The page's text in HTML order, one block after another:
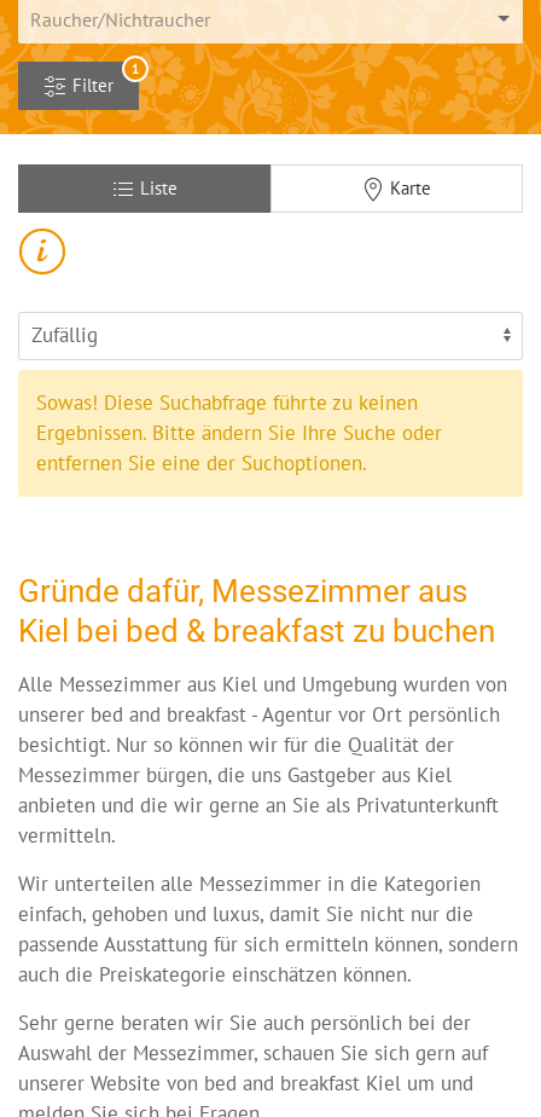
Raucher/Nichtraucher
Filter
1
Liste Karte
Sowas! Diese Suchabfrage führte zu keinen
Ergebnissen. Bitte ändern Sie Ihre Suche oder
entfernen Sie eine der Suchoptionen.
Gründe dafür, Messezimmer aus
Kiel bei bed & breakfast zu buchen
Alle Messezimmer aus Kiel und Umgebung wurden von
unserer bed and breakfast - Agentur vor Ort persönlich
besichtigt. Nur so können wir für die Qualität der
Messezimmer bürgen, die uns Gastgeber aus Kiel
anbieten und die wir gerne an Sie als Privatunterkunft
vermitteln.
Wir unterteilen alle Messezimmer in die Kategorien
einfach, gehoben und luxus, damit Sie nicht nur die
passende Ausstattung für sich ermitteln können, sondern
auch die Preiskategorie einschätzen können.
Sehr gerne beraten wir Sie auch persönlich bei der
Auswahl der Messezimmer, schauen Sie sich gern auf
unserer Website von bed and breakfast Kiel um und